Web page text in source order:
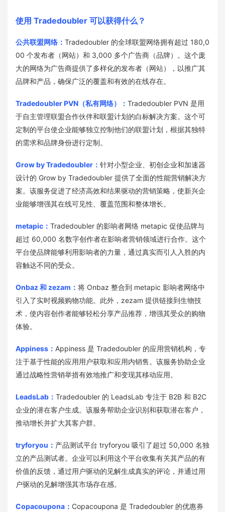
使用 Tradedoubler 可以获得什么？
公共联盟网络： Tradedoubler 的全球联盟网络拥有超过 180,0
00 个发布者（网站）和 3,000 多个广告商（品牌）。这个庞
大的网络为广告商提供了多样化的发布者（网站），以推广其
品牌和产品，确保广泛的覆盖和有效的在线存在。
Tradedoubler PVN（私有网络）： Tradedoubler PVN 是用
于自主管理联盟合作伙伴和联盟计划的白标解决方案。这个可
定制的平台使企业能够独立控制他们的联盟计划，根据其独特
的需求和品牌身份进行定制。
Grow by Tradedoubler： 针对小型企业、初创企业和加速器
设计的 Grow by Tradedoubler 提供了全面的性能营销解决方
案。该服务促进了经济高效和结果驱动的营销策略，使新兴企
业能够增强其在线可见性、覆盖范围和整体增长。
metapic： Tradedoubler 的影响者网络 metapic 促使品牌与
超过 60,000 名数字创作者在影响者营销领域进行合作。这个
平台使品牌能够利用影响者的力量，通过真实而引人入胜的内
容触达不同的受众。
Onbaz 和 zezam： 将 Onbaz 整合到 metapic 影响者网络中
引入了实时视频购物功能。此外，zezam 提供链接到生物技
术，使内容创作者能够轻松分享产品推荐，增强其受众的购物
体验。
Appiness： Appiness 是 Tradedoubler 的应用营销机构，专
注于基于性能的应用用户获取和应用内销售。该服务协助企业
通过战略性营销举措有效地推广和变现其移动应用。
LeadsLab： Tradedoubler 的 LeadsLab 专注于 B2B 和 B2C
企业的潜在客户生成。该服务帮助企业识别和获取潜在客户，
推动增长并扩大其客户群。
tryforyou： 产品测试平台 tryforyou 吸引了超过 50,000 名独
立的产品测试者。企业可以利用这个平台收集有关其产品的有
价值的反馈，通过用户驱动的见解生成真实的评论，并通过用
户驱动的见解增强其市场存在感。
Copacoupona： Copacoupona 是 Tradedoubler 的优惠券